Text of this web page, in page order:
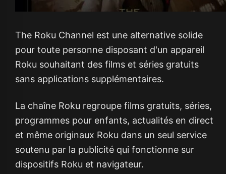
The Roku Channel est une alternative solide
pour toute personne disposant d'un appareil
Roku souhaitant des films et séries gratuits
sans applications supplémentaires.
La chaîne Roku regroupe films gratuits, séries,
programmes pour enfants, actualités en direct
et même originaux Roku dans un seul service
soutenu par la publicité qui fonctionne sur
dispositifs Roku et navigateur.